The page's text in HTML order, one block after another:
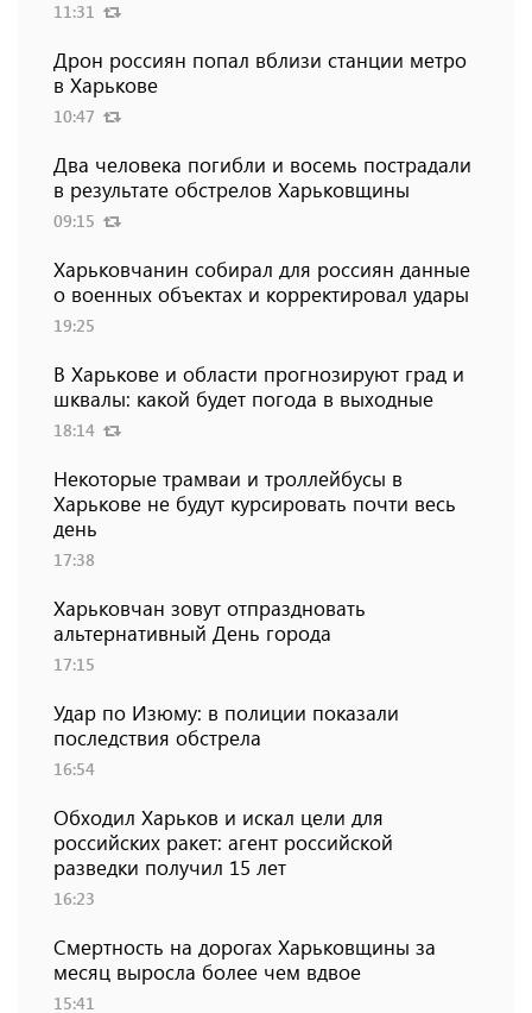
11:31
Дрон россиян попал вблизи станции метро
в Харькове
10:47
Два человека погибли и восемь пострадали
в результате обстрелов Харьковщины
09:15
Харьковчанин собирал для россиян данные
о военных объектах и ​​корректировал удары
19:25
В Харькове и области прогнозируют град и
шквалы: какой будет погода в выходные
18:14
Некоторые трамваи и троллейбусы в
Харькове не будут курсировать почти весь
день
17:38
Харьковчан зовут отпраздновать
альтернативный День города
17:15
Удар по Изюму: в полиции показали
последствия обстрела
16:54
Обходил Харьков и искал цели для
российских ракет: агент российской
разведки получил 15 лет
16:23
Смертность на дорогах Харьковщины за
месяц выросла более чем вдвое
15:41